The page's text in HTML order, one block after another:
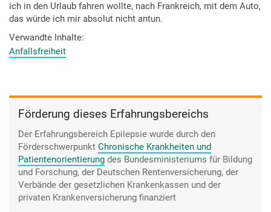
ich in den Urlaub fahren wollte, nach Frankreich, mit dem Auto,
das würde ich mir absolut nicht antun.
Verwandte Inhalte
Anfallsfreiheit
Förderung dieses Erfahrungsbereichs
Der Erfahrungsbereich Epilepsie wurde durch den
Förderschwerpunkt Chronische Krankheiten und
Patientenorientierung des Bundesministeriums für Bildung
und Forschung, der Deutschen Rentenversicherung, der
Verbände der gesetzlichen Krankenkassen und der
privaten Krankenversicherung finanziert